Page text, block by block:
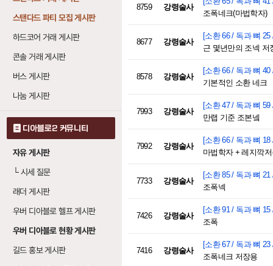
스탠다드 파티 모집 게시판
하드코어 거래 게시판
콘솔 거래 게시판
버스 게시판
나눔 게시판
디아블로2 커뮤니티
자유 게시판
└시세 질문
래더 게시판
우버 디아블로 헬프 게시판
우버 디아블로 현황 게시판
길드 홍보 게시판
8759 강령술사
조폭네크(마법학자)
8677 강령술사
[소환 66 / 독과 뼈 25
근 몇년만의 조넥 저
8578 강령술사
[소환 66 / 독과 뼈 40
기본적인 소환 네크
7993 강령술사
[소환 47 / 독과 뼈 59
만랩 기준 조본넼
7992 강령술사
[소환 66 / 독과 뼈 18
마법학자 + 레지깍
7733 강령술사
[소환 85 / 독과 뼈 21
조폭넥
7426 강령술사
[소환 91 / 독과 뼈 15
조폭
7416 강령술사
[소환 67 / 독과 뼈 23
조폭네크 저장용